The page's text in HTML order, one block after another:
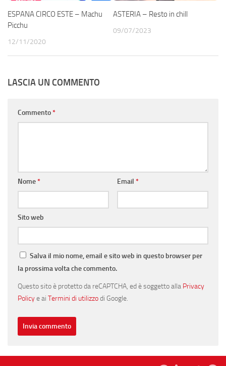
ESPANA CIRCO ESTE – Machu
Picchu
12/11/2020
ASTERIA – Resto in chill
09/07/2023
LASCIA UN COMMENTO
Commento*
Nome* Email *
Sito web
Salva il mio nome, email e sito web in questo browser per
la prossima volta che commento.
Questo sito è protetto da reCAPTCHA, ed è soggetto alla Privacy
Policye ai Termini di utilizzodi Google.